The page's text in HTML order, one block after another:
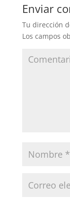
Enviar
Tu dirección
Los campos